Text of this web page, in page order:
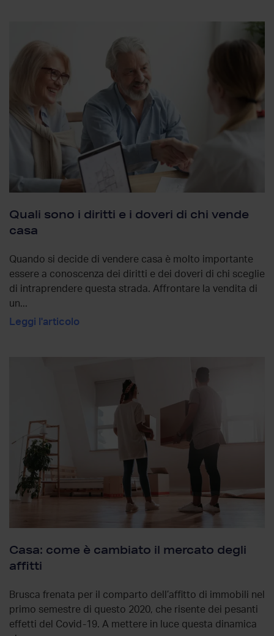
Quali sono i diritti e i doveri di chi vende
casa
Quando si decide di vendere casa è molto importante
essere a conoscenza dei diritti e dei doveri di chi sceglie
di intraprendere questa strada. Affrontare la vendita di
un...
Leggi l'articolo
Casa: come è cambiato il mercato degli
affitti
Brusca frenata per il comparto dell’affitto di immobili nel
primo semestre di questo 2020, che risente dei pesanti
effetti del Covid-19. A mettere in luce questa dinamica